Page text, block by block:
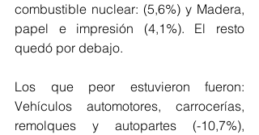
combustible nuclear: (5,6%) y Madera,
papel e impresión (4,1%). El resto
quedó por debajo.
Los que peor estuvieron fueron:
Vehículos automotores, carrocerías,
remolques y autopartes (-10,7%),